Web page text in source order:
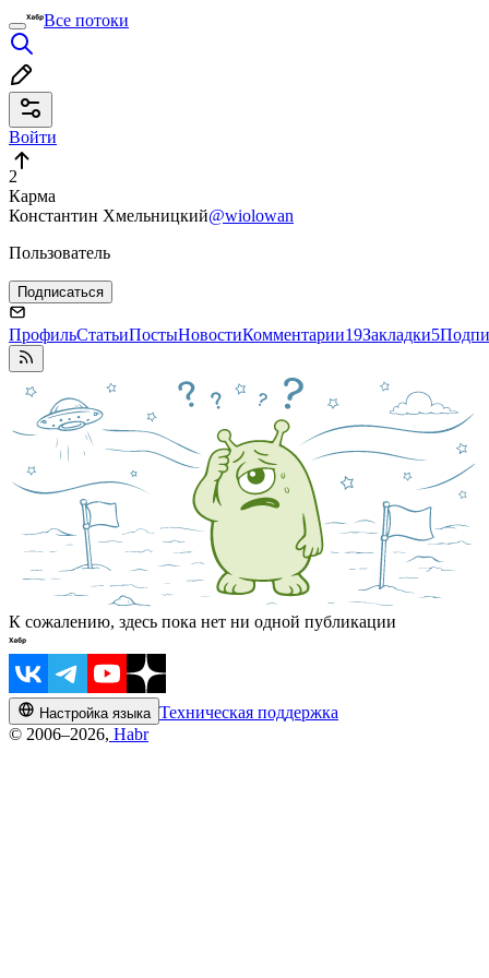
Все потоки
Войти
2
Карма
Константин Хмельницкий@wiolowan
Пользователь
Подписаться
ПрофильСтатьиПостыНовостиКомментарии19Закладки5
К сожалению, здесь пока нет ни одной публикации
Настройка языка Техническая поддержка
© 2006–2026, Habr